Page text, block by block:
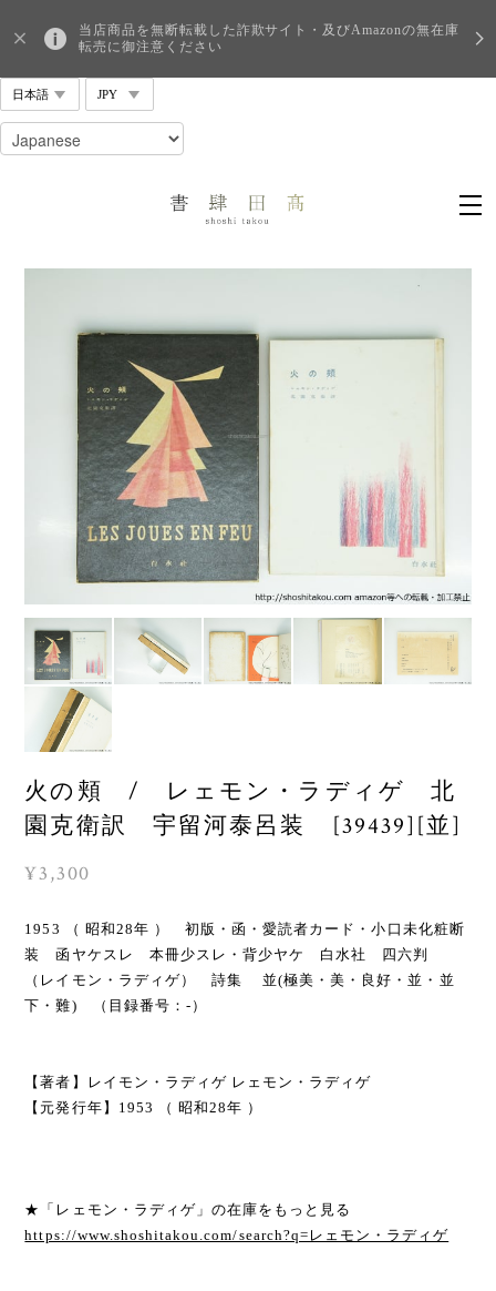
当店商品を無断転載した詐欺サイト・及びAmazonの無在庫
転売に御注意ください
火の頬 / レェモン・ラディゲ 北
園克衛訳 宇留河泰呂装 [39439][並]
¥3,300
1953 （ 昭和28年 ） 初版・函・愛読者カード・小口未化粧断
装 函ヤケスレ 本冊少スレ・背少ヤケ 白水社 四六判
（レイモン・ラディゲ） 詩集 並(極美・美・良好・並・並
下・難) （目録番号：-）
【著者】レイモン・ラディゲ レェモン・ラディゲ
【元発行年】1953 （ 昭和28年 ）
★「レェモン・ラディゲ」の在庫をもっと見る
https://www.shoshitakou.com/search?q=レェモン・ラディゲ